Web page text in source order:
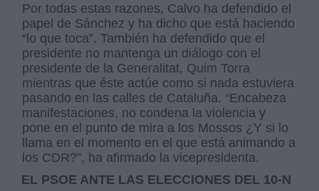
Por todas estas razones, Calvo ha defendido el
papel de Sánchez y ha dicho que está haciendo
“lo que toca”. También ha defendido que el
presidente no mantenga un diálogo con el
presidente de la Generalitat, Quim Torra
mientras que éste actúe como si nada estuviera
pasando en las calles de Cataluña. “Encabeza
manifestaciones, no condena la violencia y
pone en el punto de mira a los Mossos ¿Y si lo
llama en el momento en el que está animando a
los CDR?”, ha afirmado la vicepresidenta.
EL PSOE ANTE LAS ELECCIONES DEL 10-N